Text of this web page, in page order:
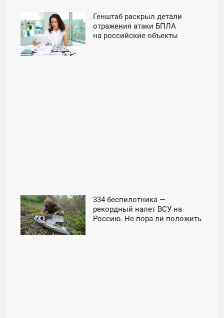
Генштаб раскрыл детали
отражения атаки БПЛА
на российские объекты
334 беспилотника —
рекордный налет ВСУ на
Россию. Не пора ли положить